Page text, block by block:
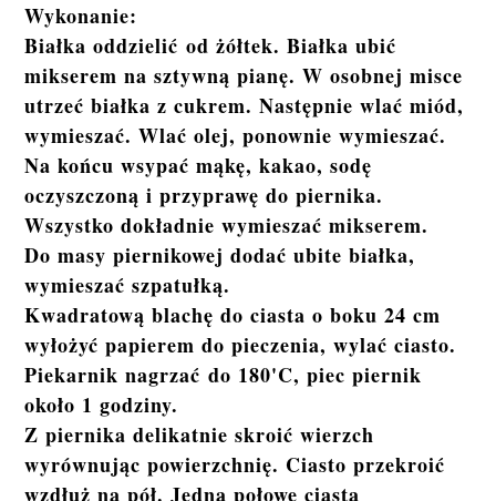
Wykonanie:
Białka oddzielić od żółtek. Białka ubić
mikserem na sztywną pianę. W osobnej misce
utrzeć białka z cukrem. Następnie wlać miód,
wymieszać. Wlać olej, ponownie wymieszać.
Na końcu wsypać mąkę, kakao, sodę
oczyszczoną i przyprawę do piernika.
Wszystko dokładnie wymieszać mikserem.
Do masy piernikowej dodać ubite białka,
wymieszać szpatułką.
Kwadratową blachę do ciasta o boku 24 cm
wyłożyć papierem do pieczenia, wylać ciasto.
Piekarnik nagrzać do 180'C, piec piernik
około 1 godziny.
Z piernika delikatnie skroić wierzch
wyrównując powierzchnię. Ciasto przekroić
wzdłuż na pół. Jedną połowę ciasta